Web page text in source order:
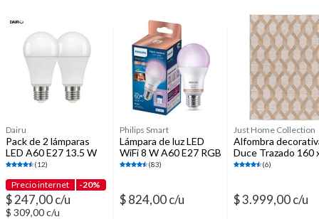
Lámparas de mesa y escritorio
Dairu
Pack de 2 lámparas
LED A60 E27 13.5 W
luz fría(12)
Precio internet -20%
$ 247,00 c/u
$ 309,00 c/u
Philips Smart
Lámpara de luz LED
WiFi 8 W A60 E27 RGB
(83)
$ 824,00 c/u
Just Home Collection
Alfombra
Duce Trazado 160
230 cm(6)
$ 3.999,00 c/u